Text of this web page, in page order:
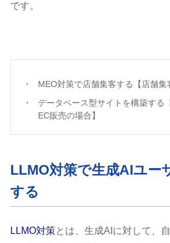
です。
MEO対策で店舗集客する【店舗集
データベース型サイトを構築する
EC販売の場合】
LLMO対策で生成AIユー
する
LLMO対策とは、生成AIに対して、